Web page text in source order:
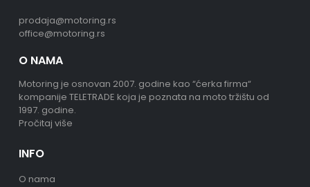
prodaja@motoring.rs
office@motoring.rs
O NAMA
Motoring je osnovan 2007. godine kao “ćerka firma“
kompanije TELETRADE koja je poznata na moto tržištu od
1997. godine.
Pročitaj više
INFO
O nama